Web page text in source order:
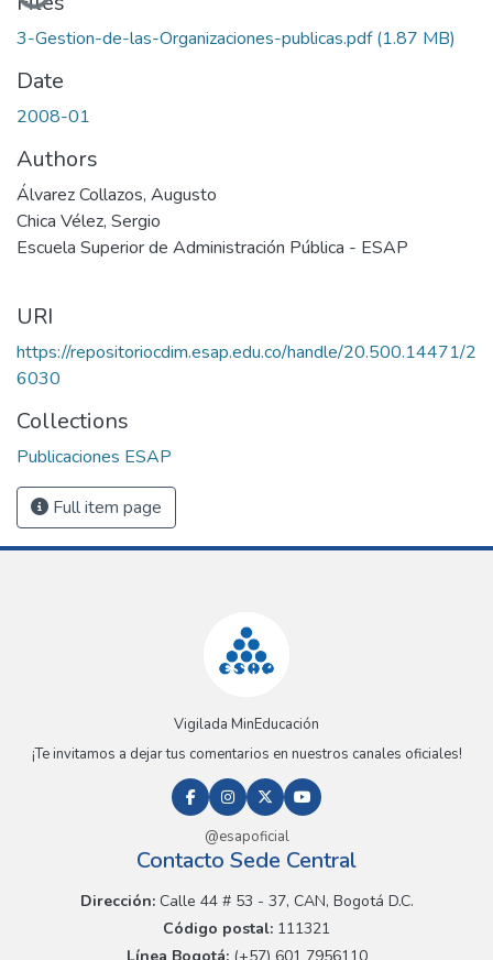
3-Gestion-de-las-Organizaciones-publicas.pdf(1.87 MB)
Date
2008-01
Authors
Álvarez Collazos, Augusto
Chica Vélez, Sergio
Escuela Superior de Administración Pública - ESAP
URI
https://repositoriocdim.esap.edu.co/handle/20.500.14471/2
6030
Collections
Publicaciones ESAP
Full item page
Vigilada MinEducación
¡Te invitamos a dejar tus comentarios en nuestros canales oficiales!
@esapoficial
Contacto Sede Central
Dirección:Calle 44 # 53 - 37, CAN, Bogotá D.C.
Código postal: 111321